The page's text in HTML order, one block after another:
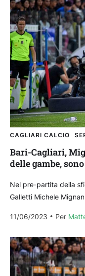
CAGLIARI CALCIO
Bari-Cagliari,
delle gambe,
Nel pre-partita della
Galletti Michele
11/06/2023
Per